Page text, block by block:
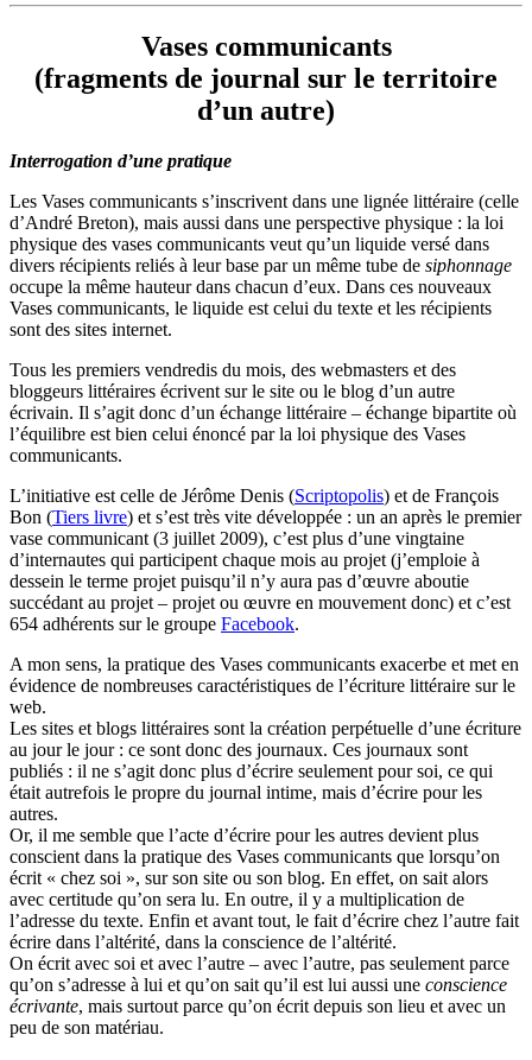
Vases communicants
(fragments de journal sur le territoire
d’un autre)
Interrogation d’une pratique
Les Vases communicants s’inscrivent dans une lignée littéraire (celle
d’André Breton), mais aussi dans une perspective physique : la loi
physique des vases communicants veut qu’un liquide versé dans
divers récipients reliés à leur base par un même tube de siphonnage
occupe la même hauteur dans chacun d’eux. Dans ces nouveaux
Vases communicants, le liquide est celui du texte et les récipients
sont des sites internet.
Tous les premiers vendredis du mois, des webmasters et des
bloggeurs littéraires écrivent sur le site ou le blog d’un autre
écrivain. Il s’agit donc d’un échange littéraire – échange bipartite où
l’équilibre est bien celui énoncé par la loi physique des Vases
communicants.
L’initiative est celle de Jérôme Denis (Scriptopolis) et de François
Bon (Tiers livre) et s’est très vite développée : un an après le premier
vase communicant (3 juillet 2009), c’est plus d’une vingtaine
d’internautes qui participent chaque mois au projet (j’emploie à
dessein le terme projet puisqu’il n’y aura pas d’œuvre aboutie
succédant au projet – projet ou œuvre en mouvement donc) et c’est
654 adhérents sur le groupe Facebook.
A mon sens, la pratique des Vases communicants exacerbe et met en
évidence de nombreuses caractéristiques de l’écriture littéraire sur le
web.
Les sites et blogs littéraires sont la création perpétuelle d’une écriture
au jour le jour : ce sont donc des journaux. Ces journaux sont
publiés : il ne s’agit donc plus d’écrire seulement pour soi, ce qui
était autrefois le propre du journal intime, mais d’écrire pour les
autres.
Or, il me semble que l’acte d’écrire pour les autres devient plus
conscient dans la pratique des Vases communicants que lorsqu’on
écrit « chez soi », sur son site ou son blog. En effet, on sait alors
avec certitude qu’on sera lu. En outre, il y a multiplication de
l’adresse du texte. Enfin et avant tout, le fait d’écrire chez l’autre fait
écrire dans l’altérité, dans la conscience de l’altérité.
On écrit avec soi et avec l’autre – avec l’autre, pas seulement parce
qu’on s’adresse à lui et qu’on sait qu’il est lui aussi une conscience
écrivante, mais surtout parce qu’on écrit depuis son lieu et avec un
peu de son matériau.